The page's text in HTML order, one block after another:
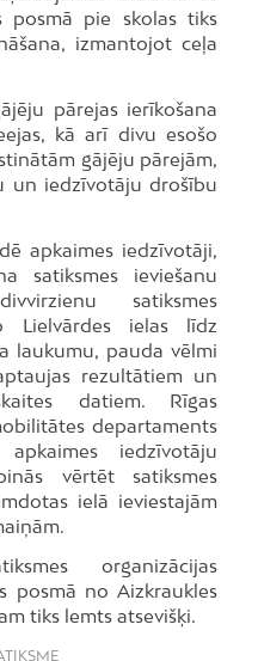
posmā pie skolas tiks
izmantojot ceļa
pārejas ierīkošana
kā arī divu esošo
gājēju pārejām,
un iedzīvotāju drošību
apkaimes iedzīvotāji,
satiksmes ieviešanu
satiksmes
Lielvārdes ielas līdz
laukumu, pauda vēlmi
rezultātiem un
datiem. Rīgas
departaments
iedzīvotāju
vērtēt satiksmes
ielā ieviestajām
organizācijas
posmā no Aizkraukles
tiks lemts atsevišķi.